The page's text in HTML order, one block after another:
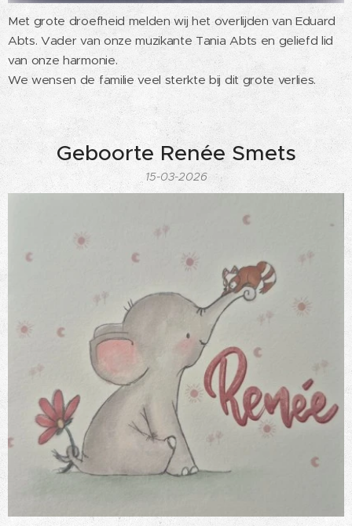
Met grote droefheid melden wij het overlijden van Eduard
Abts. Vader van onze muzikante Tania Abts en geliefd lid
van onze harmonie.
We wensen de familie veel sterkte bij dit grote verlies.
Geboorte Renée Smets
15-03-2026